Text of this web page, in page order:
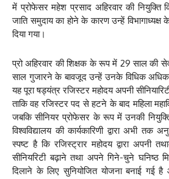
में प्रोफेसर महेश प्रसाद अहिरवार की नियुक्ति
जाति समुदाय का होने के कारण उन्हें
दिया गया।
प्रो अहिरवार की शिक्षक के रूप में 29 साल की
साल गुजारने के बावजूद उन्हें उनके विधिक
यह पूरा षड्यंत्र रजिस्टर महोदय अपनी
ताकि वह रजिस्टर पद से हटने के बाद महिला
जबकि सीनियर प्रोफेसर के रूप में उनकी
विश्वविद्यालय की कार्यकारिणी द्वारा अभी
स्पष्ट है कि रजिस्ट्रार महोदय द्वारा अपनी
सीनियरिटी बढ़ाने तथा अपने गिने-चुने घनिष्ठ
दिलाने के लिए सुनियोजित योजना बनाई गई है